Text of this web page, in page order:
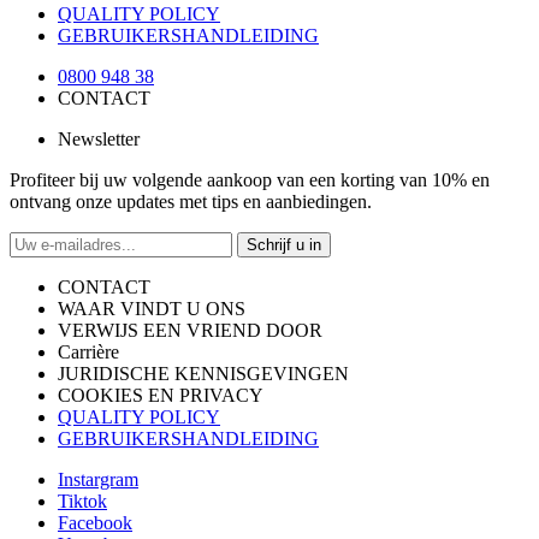
QUALITY POLICY
GEBRUIKERSHANDLEIDING
0800 948 38
CONTACT
Newsletter
Profiteer bij uw volgende aankoop van een korting van 10% en
ontvang onze updates met tips en aanbiedingen.
Schrijf u in
CONTACT
WAAR VINDT U ONS
VERWIJS EEN VRIEND DOOR
Carrière
JURIDISCHE KENNISGEVINGEN
COOKIES EN PRIVACY
QUALITY POLICY
GEBRUIKERSHANDLEIDING
Instargram
Tiktok
Facebook